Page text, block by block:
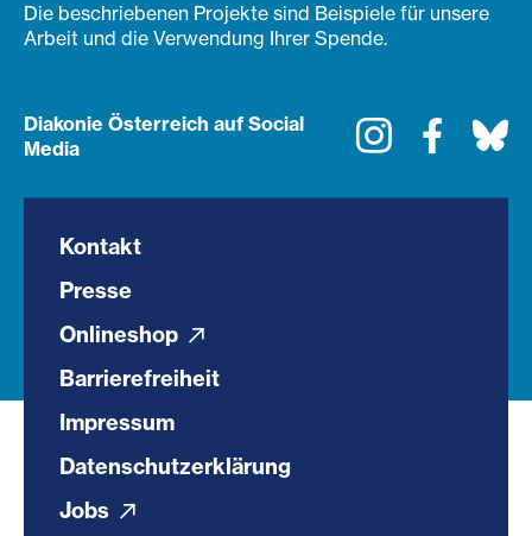
Die beschriebenen Projekte sind Beispiele für unsere
Arbeit und die Verwendung Ihrer Spende.
Diakonie Österreich auf Social
Media
Instagram
Kontakt
Presse
Onlineshop
Barrierefreiheit
Impressum
Datenschutzerklärung
Jobs